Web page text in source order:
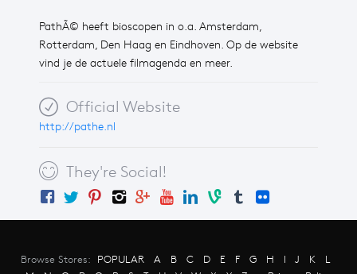
PathÃ© heeft bioscopen in o.a. Amsterdam,
Rotterdam, Den Haag en Eindhoven. Op de website
vind je de actuele filmagenda en meer.
Official Website
http://pathe.nl
They're Social!
Browse Stores: POPULAR A B C D E F G H I J K
L